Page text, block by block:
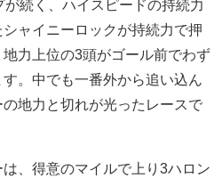
続く、ハイスピードの持続力
ャイニーロックが持続力で押
力上位の3頭がゴール前でわず
。中でも一番外から追い込ん
地力と切れが光ったレースで
、得意のマイルで上り3ハロン